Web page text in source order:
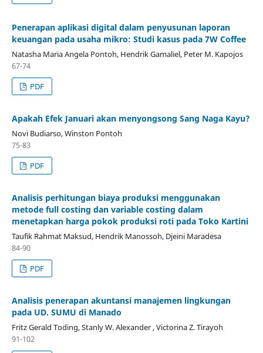
Penerapan aplikasi digital dalam penyusunan laporan
keuangan pada usaha mikro: Studi kasus pada 7W Coffee
Natasha Maria Angela Pontoh, Hendrik Gamaliel, Peter M. Kapojos
67-74
PDF
Apakah Efek Januari akan menyongsong Sang Naga Kayu?
Novi Budiarso, Winston Pontoh
75-83
PDF
Analisis perhitungan biaya produksi menggunakan
metode full costing dan variable costing dalam
menetapkan harga pokok produksi roti pada Toko Kartini
Taufik Rahmat Maksud, Hendrik Manossoh, Djeini Maradesa
84-90
PDF
Analisis penerapan akuntansi manajemen lingkungan
pada UD. SUMU di Manado
Fritz Gerald Toding, Stanly W. Alexander , Victorina Z. Tirayoh
91-102